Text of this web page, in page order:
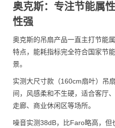
奥克斯：专注节能属
性强
奥克斯的吊扇产品一直主打节能
特点，能耗指标完全符合国家节
景。
实测大尺寸款（160cm扇叶）吊
间，风感柔和不生硬，适合客厅
走廊、商业休闲区等场所。
噪音实测38dB，比Faro略高，但